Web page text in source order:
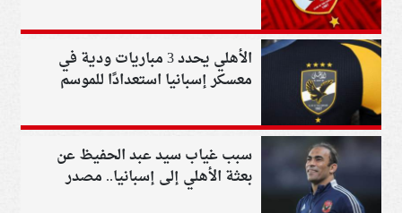
الأهلي يحدد 3 مباريات ودية في
معسكر إسبانيا استعدادًا للموسم
سبب غياب سيد عبد الحفيظ عن
بعثة الأهلي إلى إسبانيا.. مصدر
يكشف التفاصيل